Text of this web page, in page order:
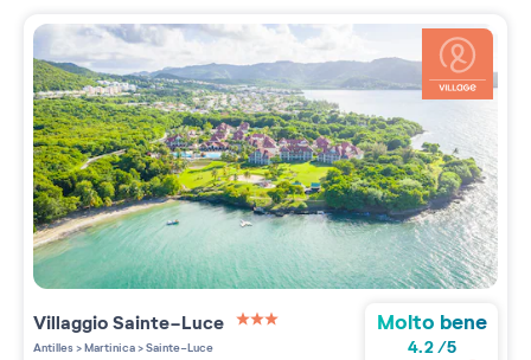
VillaggioSainte-Luce
Antilles>Martinica>Sainte-Luce
Molto bene
4.2/5